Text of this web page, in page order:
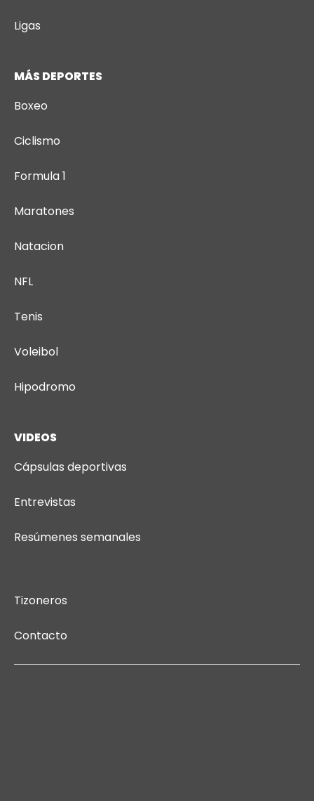
Ligas
MÁS DEPORTES
Boxeo
Ciclismo
Formula 1
Maratones
Natacion
NFL
Tenis
Voleibol
Hipodromo
VIDEOS
Cápsulas deportivas
Entrevistas
Resúmenes semanales
Tizoneros
Contacto